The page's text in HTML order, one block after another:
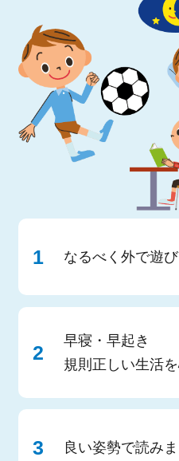
なるべく外で遊
早寝・早起き
規則正しい生活
良い姿勢で読み